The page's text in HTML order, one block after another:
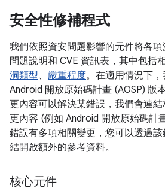
安全性修補程式
我們依照資安問題影響的元件將各
問題說明和 CVE 資訊表，其中包括
洞類型、 嚴重程度。在適用情況下
Android 開放原始碼計畫 (AOSP) 版
更內容可以解決某錯誤，我們會連
更內容 (例如 Android 開放原始碼計
錯誤有多項相關變更，您可以透過
結開啟額外的參考資料。
核心元件